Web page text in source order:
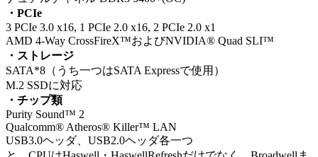
・PCIe
3 PCIe 3.0 x16, 1 PCIe 2.0 x16, 2 PCIe 2.0 x1
AMD 4-Way CrossFireX™およびNVIDIA® Quad SLI™
・ストレージ
SATA*8（うち一つはSATA Expressで使用）
M.2 SSDに対応
・チップ類
Purity Sound™ 2
Qualcomm® Atheros® Killer™ LAN
USB3.0ヘッダ、USB2.0ヘッダ各一つ